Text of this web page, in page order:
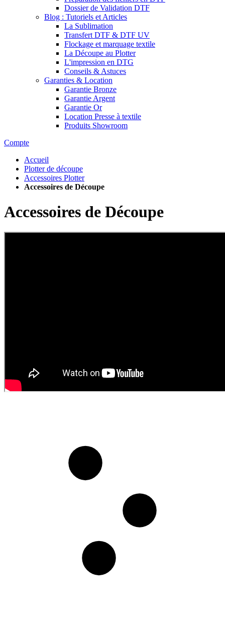
Dossier de Validation DTF
Blog : Tutoriels et Articles
La Sublimation
Transfert DTF & DTF UV
Flockage et marquage textile
La Découpe au Plotter
L'impression en DTG
Conseils & Astuces
Garanties & Location
Garantie Bronze
Garantie Argent
Garantie Or
Location Presse à textile
Produits Showroom
Compte
Accueil
Plotter de découpe
Accessoires Plotter
Accessoires de Découpe
Accessoires de Découpe